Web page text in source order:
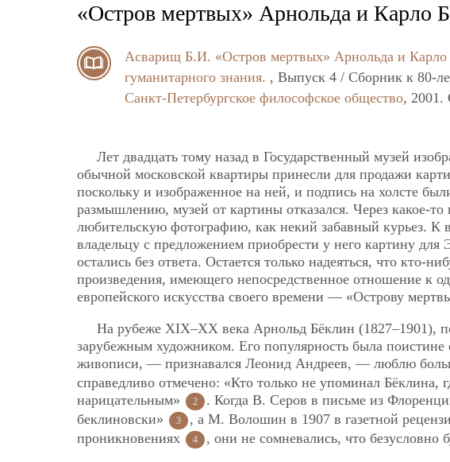
здесь
«Остров мертвых» Арнольда и Карло
Асварищ Б.И. «Остров мертвых» Арнольда и
гуманитарного знания. , Выпуск 4 / Сборник к 80-
Санкт-Петербургское философское общество, 2001.
Лет двадцать тому назад в Государственный музей
обычной московской квартиры принесли для продажи
поскольку и изображенное на ней, и подпись на холсте
размышлению, музей от картины отказался. Через какое-
любительскую фотографию, как некий забавный курьез.
владельцу с предложением приобрести у него картину
остались без ответа. Остается только надеяться, что кто-
произведения, имеющего непосредственное отношение к
европейского искусства своего времени — «Острову
На рубеже XIX–XX века Арнольд Бёклин (1827–1901),
зарубежным художником. Его популярность была поистине
живописи, — признавался Леонид Андреев, — люблю
справедливо отмечено: «Кто только не упоминал Бёклина,
нарицательным»
2
. Когда В. Серов в письме из
беклиновски»
3
, а М. Волошин в 1907 в газетной
проникновениях
4 , они не сомневались, что безусловно